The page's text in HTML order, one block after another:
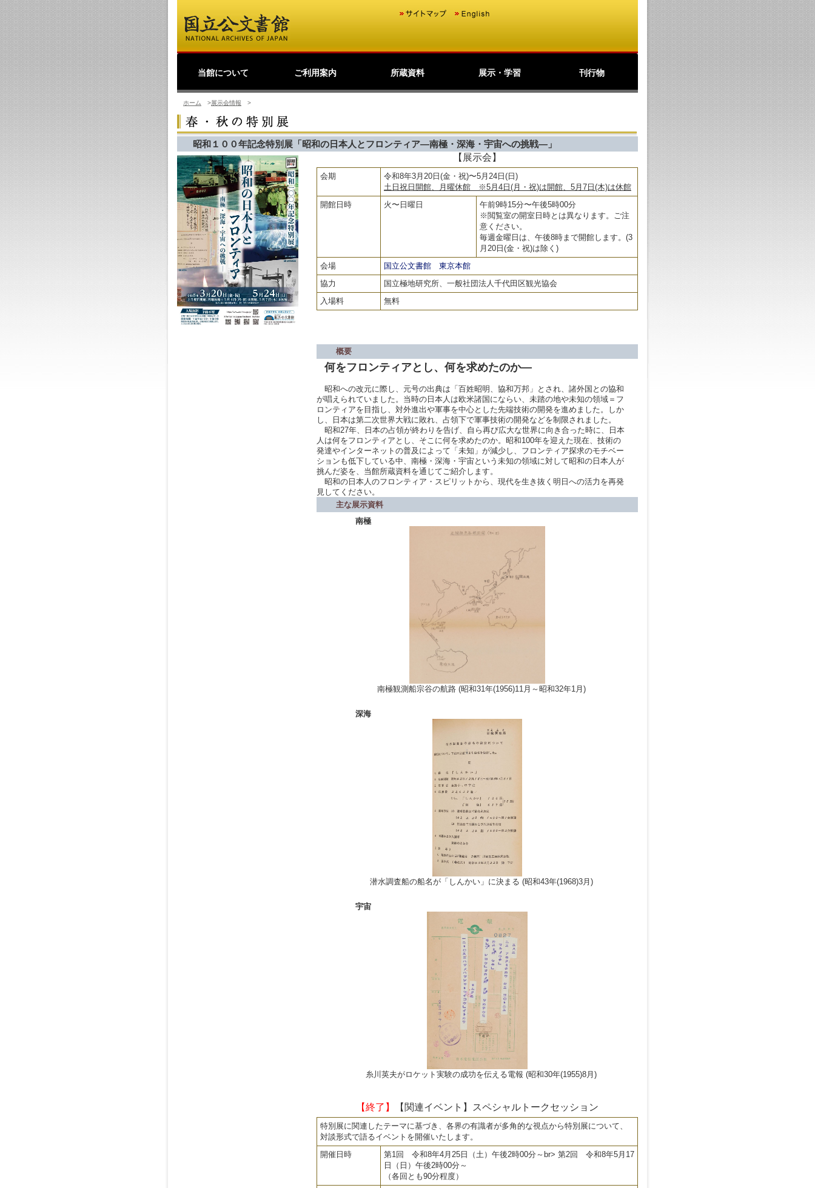
当館について
館長挨拶
事業理念
公文書館概要
業務・活動
過去の業務・活動
歴史公文書等の移管か
館主催見学会
調査研究
研修・全国公文書館会
国際交流
アーキビストの認証
採用情報
国立公文書館紹介映像
ご寄附のお願い
アクセス
ご利用案内
開館情報
資料の探し方について
来館して利用する方へ
つくば分館等保存文書
利用請求する
原本の特別利用
来館せずに利用する方
お問い合わせ・ご要望
よくあるご質問
ショップ
友の会
所蔵資料
デジタルアーカイブ
日本のあゆみ
展示・学習
展示会情報
東京本館常設展示室の
過去の展示会
全国の公文書館等展示
学習コンテンツ
刊行物
公文書館ニュース
アーカイブズ
北の丸
パンフレット(PDF)
ホーム >展示会情報 >
昭和１００年記念特別展「昭和の日本人とフロンティア―南極・深海・宇宙への挑戦―」
【展示会】
会期
令和8年3月20日(金・祝)〜5月24日(日)
土日祝日開館、月曜休館 ※5月4日(月・祝)は開館、5月7日(木)は休館
開館日時
火〜日曜日
午前9時15分〜午後5時00分
※閲覧室の開室日時とは異なります。ご注
意ください。
毎週金曜日は、午後8時まで開館します。(3
月20日(金・祝)は除く)
会場
国立公文書館 東京本館
協力
国立極地研究所、一般社団法人千代田区観光協会
入場料
無料
概要
何をフロンティアとし、何を求めたのか―
昭和への改元に際し、元号の出典は「百姓昭明、協和万邦」とされ、諸外国との協和
が唱えられていました。当時の日本人は欧米諸国にならい、未踏の地や未知の領域＝フ
ロンティアを目指し、対外進出や軍事を中心とした先端技術の開発を進めました。しか
し、日本は第二次世界大戦に敗れ、占領下で軍事技術の開発などを制限されました。
昭和27年、日本の占領が終わりを告げ、自ら再び広大な世界に向き合った時に、日本
人は何をフロンティアとし、そこに何を求めたのか。昭和100年を迎えた現在、技術の
発達やインターネットの普及によって「未知」が減少し、フロンティア探求のモチベー
ションも低下している中、南極・深海・宇宙という未知の領域に対して昭和の日本人が
挑んだ姿を、当館所蔵資料を通じてご紹介します。
昭和の日本人のフロンティア・スピリットから、現代を生き抜く明日への活力を再発
見してください。
主な展示資料
南極
南極観測船宗谷の航路 (昭和31年(1956)11月～昭和32年1月)
深海
潜水調査船の船名が「しんかい」に決まる (昭和43年(1968)3月)
宇宙
糸川英夫がロケット実験の成功を伝える電報 (昭和30年(1955)8月)
【終了】 【関連イベント】スペシャルトークセッション
特別展に関連したテーマに基づき、各界の有識者が多角的な視点から特別展について、
対談形式で語るイベントを開催いたします。
開催日時
第1回 令和8年4月25日（土）午後2時00分～br> 第2回 令和8年5月17
日（日）午後2時00分～
（各回とも90分程度）